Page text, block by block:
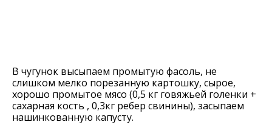
В чугунок высыпаем промытую фасоль, не
слишком мелко порезанную картошку, сырое,
хорошо промытое мясо (0,5 кг говяжьей голенки +
сахарная кость , 0,3кг ребер свинины), засыпаем
нашинкованную капусту.